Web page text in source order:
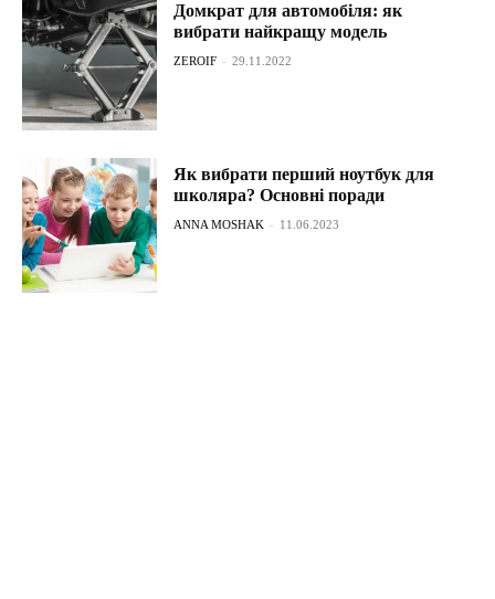
Домкрат для автомобіля: як
вибрати найкращу модель
ZEROIF - 29.11.2022
Як вибрати перший ноутбук для
школяра? Основні поради
ANNA MOSHAK - 11.06.2023